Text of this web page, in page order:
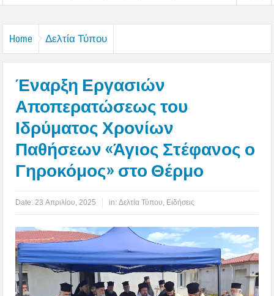
Home Δελτία Τύπου
Έναρξη Εργασιών
Αποπερατώσεως του
Ιδρύματος Χρονίων
Παθήσεων «Άγιος Στέφανος ο
Γηροκόμος» στο Θέρμο
Date: 23 Απριλίου, 2025 in:Δελτία Τύπου Ειδήσεις